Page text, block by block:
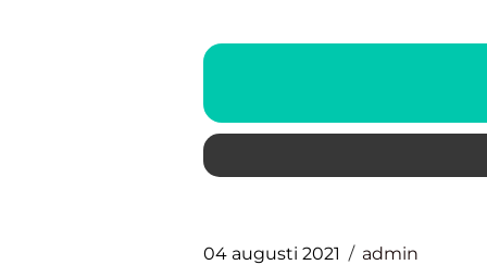
04 augusti 2021 admin